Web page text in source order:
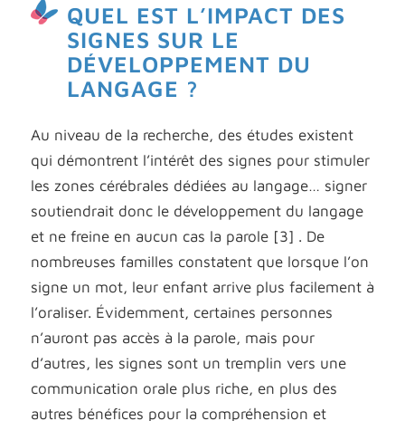
QUEL EST L’IMPACT DES
SIGNES SUR LE
DÉVELOPPEMENT DU
LANGAGE ?
Au niveau de la recherche, des études existent
qui démontrent l’intérêt des signes pour stimuler
les zones cérébrales dédiées au langage… signer
soutiendrait donc le développement du langage
et ne freine en aucun cas la parole [3] . De
nombreuses familles constatent que lorsque l’on
signe un mot, leur enfant arrive plus facilement à
l’oraliser. Évidemment, certaines personnes
n’auront pas accès à la parole, mais pour
d’autres, les signes sont un tremplin vers une
communication orale plus riche, en plus des
autres bénéfices pour la compréhension et